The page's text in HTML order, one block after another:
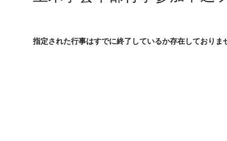
指定された行事はすでに終了しているか存在しておりま